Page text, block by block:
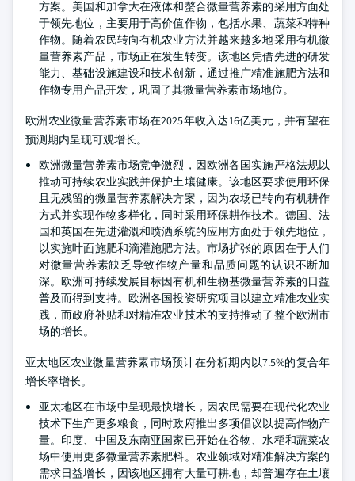
方案。美国和加拿大在液体和螯合微量营养素的采用方面处
于领先地位，主要用于高价值作物，包括水果、蔬菜和特种
作物。随着农民转向有机农业方法并越来越多地采用有机微
量营养素产品，市场正在发生转变。该地区凭借先进的研发
能力、基础设施建设和技术创新，通过推广精准施肥方法和
作物专用产品开发，巩固了其微量营养素市场地位。
欧洲农业微量营养素市场在2025年收入达16亿美元，并有望在
预测期内呈现可观增长。
欧洲微量营养素市场竞争激烈，因欧洲各国实施严格法规以
推动可持续农业实践并保护土壤健康。该地区要求使用环保
且无残留的微量营养素解决方案，因为农场已转向有机耕作
方式并实现作物多样化，同时采用环保耕作技术。德国、法
国和英国在先进灌溉和喷洒系统的应用方面处于领先地位，
以实施叶面施肥和滴灌施肥方法。市场扩张的原因在于人们
对微量营养素缺乏导致作物产量和品质问题的认识不断加
深。欧洲可持续发展目标因有机和生物基微量营养素的日益
普及而得到支持。欧洲各国投资研究项目以建立精准农业实
践，而政府补贴和对精准农业技术的支持推动了整个欧洲市
场的增长。
亚太地区农业微量营养素市场预计在分析期内以7.5%的复合年
增长率增长。
亚太地区在市场中呈现最快增长，因农民需要在现代化农业
技术下生产更多粮食，同时政府推出多项倡议以提高作物产
量。印度、中国及东南亚国家已开始在谷物、水稻和蔬菜农
场中使用更多微量营养素肥料。农业领域对精准解决方案的
需求日益增长，因该地区拥有大量可耕地，却普遍存在土壤